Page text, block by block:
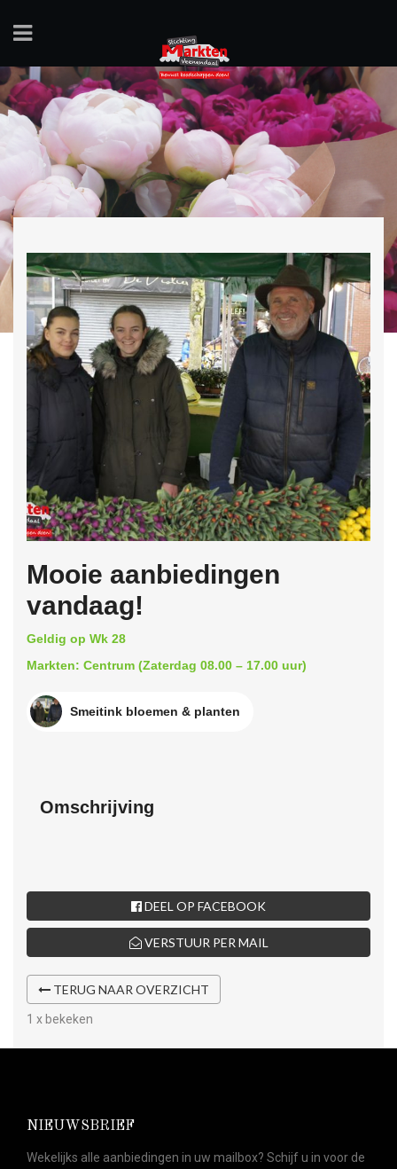
Mooie aanbiedingen
vandaag!
Geldig op Wk 28
Markten: Centrum (Zaterdag 08.00 – 17.00 uur)
Smeitink bloemen & planten
Omschrijving
DEEL OP FACEBOOK
VERSTUUR PER MAIL
TERUG NAAR OVERZICHT
1 x bekeken
NIEUWSBRIEF
Wekelijks alle aanbiedingen in uw mailbox? Schijf u in voor de